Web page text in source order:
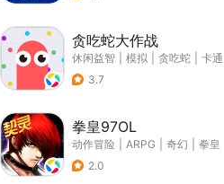
贪吃蛇大作战
休闲益智 模拟 贪吃蛇
卡通
3.7
拳皇97OL
动作冒险 ARPG 奇幻
拳皇
2.0